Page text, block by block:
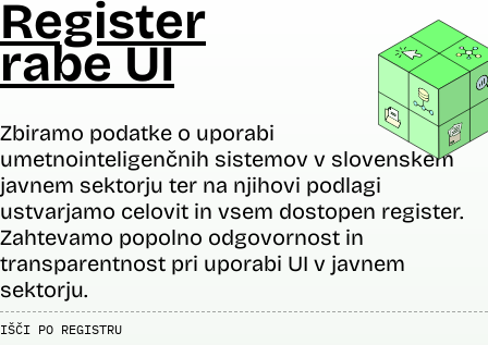
Register
rabe UI
Zbiramo podatke o uporabi
umetnointeligenčnih sistemov v slovenskem
javnem sektorju ter na njihovi podlagi
ustvarjamo celovit in vsem dostopen register.
Zahtevamo popolno odgovornost in
transparentnost pri uporabi UI v javnem
sektorju.
IŠČI PO REGISTRU